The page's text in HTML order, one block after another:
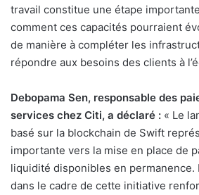
travail constitue une étape
comment ces capacités pourraient
de manière à compléter les
répondre aux besoins des clients à
Debopama Sen, responsable des
services chez Citi, a déclaré : « Le
basé sur la blockchain de Swift
importante vers la mise en place de
liquidité disponibles en permanence.
dans le cadre de cette initiative